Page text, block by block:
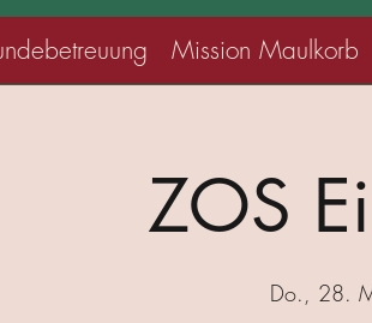
Mission Maulkorb
ZOS
Do., 28.